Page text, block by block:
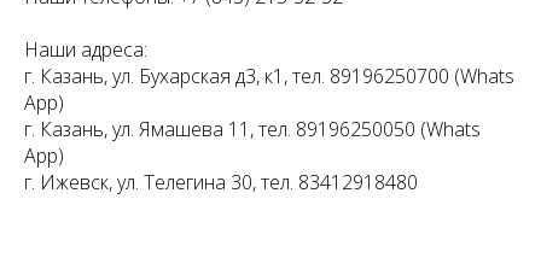
Наши адреса:
г. Казань, ул. Бухарская д3, к1, тел. 89196250700 (Whats
App)
г. Казань, ул. Ямашева 11, тел. 89196250050 (Whats
App)
г. Ижевск, ул. Телегина 30, тел. 83412918480